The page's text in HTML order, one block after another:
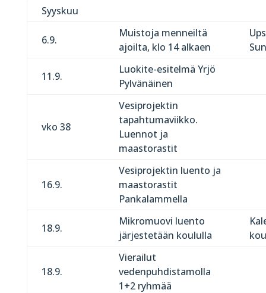
Syyskuu
6.9.
Muistoja menneiltä
ajoilta, klo 14 alkaen
11.9.
Luokite-esitelmä Yrjö
Pylvänäinen
vko 38
Vesiprojektin
tapahtumaviikko.
Luennot ja
maastorastit
16.9.
Vesiprojektin luento ja
maastorastit
Pankalammella
18.9.
Mikromuovi luento
järjestetään koululla
18.9.
Vierailut
vedenpuhdistamolla
1+2 ryhmää